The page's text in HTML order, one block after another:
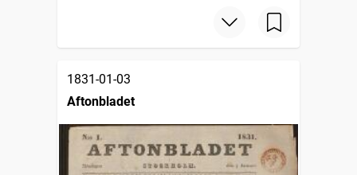
1831-01-03
Aftonbladet